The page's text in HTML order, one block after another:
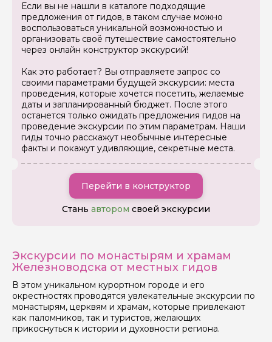
Если вы не нашли в каталоге подходящие
предложения от гидов, в таком случае можно
воспользоваться уникальной возможностью и
организовать своё путешествие самостоятельно
через онлайн конструктор экскурсий!
Как это работает? Вы отправляете запрос со
своими параметрами будущей экскурсии: места
проведения, которые хочется посетить, желаемые
даты и запланированный бюджет. После этого
останется только ожидать предложения гидов на
проведение экскурсии по этим параметрам. Наши
гиды точно расскажут необычные интересные
факты и покажут удивляющие, секретные места.
Перейти в конструктор
Стань автором своей экскурсии
Экскурсии по монастырям и храмам
Железноводска от местных гидов
В этом уникальном курортном городе и его
окрестностях проводятся увлекательные экскурсии по
монастырям, церквям и храмам, которые привлекают
как паломников, так и туристов, желающих
прикоснуться к истории и духовности региона.
Задайте свой вопрос гиду
Как вас зовут
Ваш номер телефона
Вопросы и комментарии